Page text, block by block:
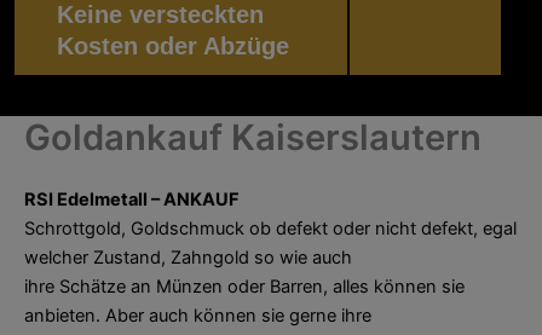
Keine versteckten
Kosten oder Abzüge
Goldankauf Kaiserslautern
RSI Edelmetall – ANKAUF
Schrottgold, Goldschmuck ob defekt oder nicht defekt, egal
welcher Zustand, Zahngold so wie auch
ihre Schätze an Münzen oder Barren, alles können sie
anbieten. Aber auch können sie gerne ihre